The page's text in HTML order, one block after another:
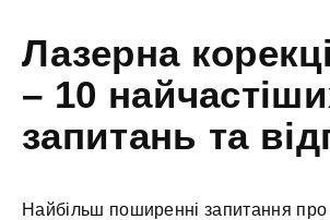
Лазерна
– 10
запитань та
Найбільш поширенні запитання